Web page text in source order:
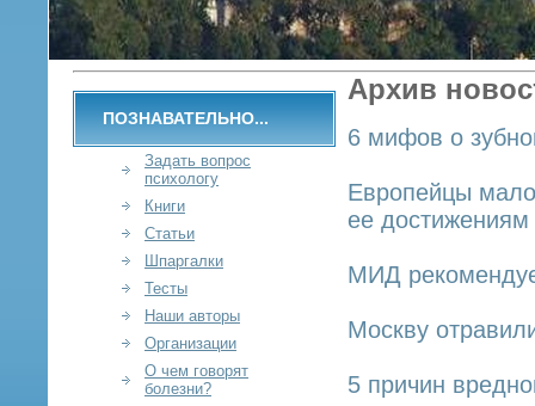
Архив
6 мифов о
Европейцы мало
ее достижениям
МИД
Москву
5 причин
ПОЗНАВАТЕЛЬНО...
Задать вопрос
психологу
Книги
Статьи
Шпаргалки
Тесты
Наши авторы
Организации
О чем говорят
болезни?